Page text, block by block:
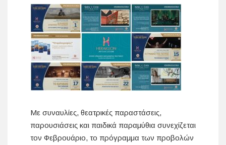
Με συναυλίες, θεατρικές παραστάσεις,
παρουσιάσεις και παιδικά παραμύθια συνεχίζεται
τον Φεβρουάριο, το πρόγραμμα των προβολών